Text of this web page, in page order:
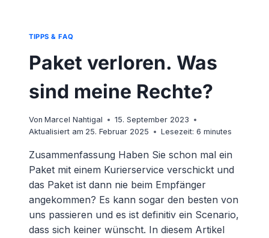
TIPPS & FAQ
Paket verloren. Was
sind meine Rechte?
Von Marcel Nahtigal
15. September 2023
Aktualisiert am 25. Februar 2025 Lesezeit: 6minutes
Zusammenfassung Haben Sie schon mal ein
Paket mit einem Kurierservice verschickt und
das Paket ist dann nie beim Empfänger
angekommen? Es kann sogar den besten von
uns passieren und es ist definitiv ein Scenario,
dass sich keiner wünscht. In diesem Artikel